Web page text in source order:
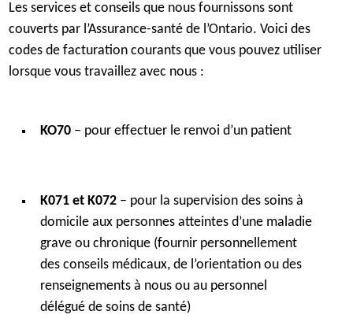
Les services et conseils que nous fournissons sont
couverts par l’Assurance-santé de l’Ontario. Voici des
codes de facturation courants que vous pouvez utiliser
lorsque vous travaillez avec nous :
KO70– pour effectuer le renvoi d’un patient
K071 et K072– pour la supervision des soins à
domicile aux personnes atteintes d’une maladie
grave ou chronique (fournir personnellement
des conseils médicaux, de l’orientation ou des
renseignements à nous ou au personnel
délégué de soins de santé)